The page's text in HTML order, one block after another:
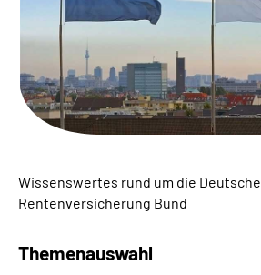
Online-Services
Inhalte in Gebärdensprache (DGS)
Leichte Sprache
Wissenswertes rund um die Deutsche
Rentenversicherung Bund
Themenauswahl